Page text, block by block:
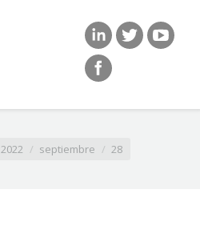
2022 septiembre 28